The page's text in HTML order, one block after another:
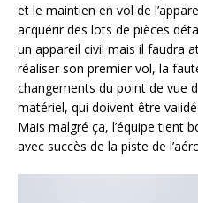
et le maintien en vol de
acquérir des lots de pièces
un appareil civil mais il faudra
réaliser son premier vol, la
changements du point de vue
matériel, qui doivent être
Mais malgré ça, l’équipe tient
avec succès de la piste de